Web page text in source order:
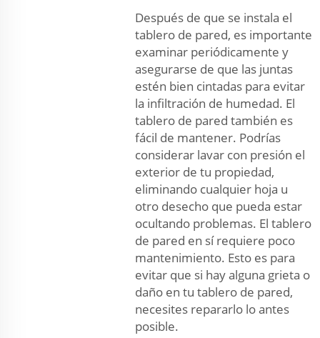
Después de que se instala el
tablero de pared, es importante
examinar periódicamente y
asegurarse de que las juntas
estén bien cintadas para evitar
la infiltración de humedad. El
tablero de pared también es
fácil de mantener. Podrías
considerar lavar con presión el
exterior de tu propiedad,
eliminando cualquier hoja u
otro desecho que pueda estar
ocultando problemas. El tablero
de pared en sí requiere poco
mantenimiento. Esto es para
evitar que si hay alguna grieta o
daño en tu tablero de pared,
necesites repararlo lo antes
posible.